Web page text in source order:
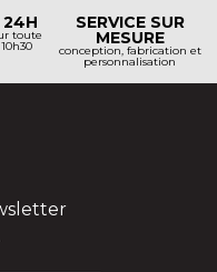
24H
toute
SERVICE SUR
MESURE
conception, fabrication et
personnalisation